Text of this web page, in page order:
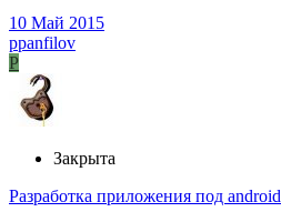
10 Май 2015
ppanfilov
P
Закрыта
Разработка приложения под android